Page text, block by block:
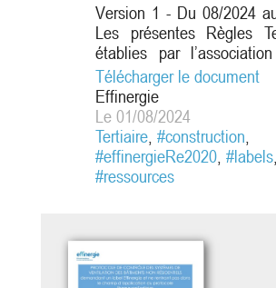
Version 1 - Du 08/2024
Les présentes Règles
établies par
Effinergie, prises en
Règles d’usage de la
effinergie®, précisent les
techniques spécifiques
Effinergie RE2020 secteur
Télécharger le document
Effinergie
Le 01/08/2024
Tertiaire, #construction,
#effinergieRe2020, #labels,
#ressources